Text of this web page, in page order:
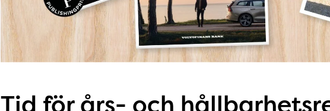
Tid för års- och